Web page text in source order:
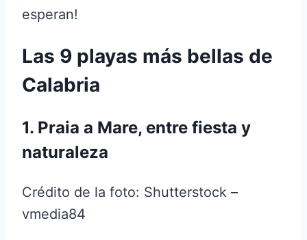
esperan!
Las 9 playas más bellas de
Calabria
1. Praia a Mare, entre fiesta y
naturaleza
Crédito de la foto: Shutterstock –
vmedia84